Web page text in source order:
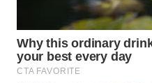
WAHANA
UMKM